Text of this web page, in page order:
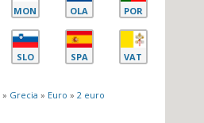
MON OLA POR
SLO SPA VAT
» Grecia » Euro » 2 euro